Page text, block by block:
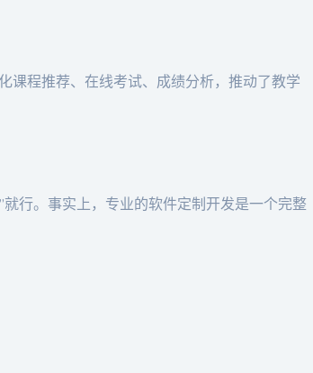
课程推荐、在线考试、成绩分析，推动了教学
行。事实上，专业的软件定制开发是一个完整